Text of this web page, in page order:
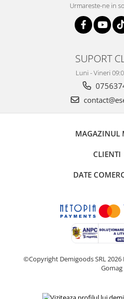
Desktop PC & Monitoare
Retelistica & Supraveghere
Servere, Componente & UPS
Sport & Activitati in aer liber
Accesorii antrenament
Sporturi acvatice
Sporturi de interior
Audio HI-FI & Profesionale
Urmareste-ne in
SUPORT
Luni - Vineri
MAGAZINUL
CLIENTI
DATE
©Copyright Demigoods SRL 2026
Gomag